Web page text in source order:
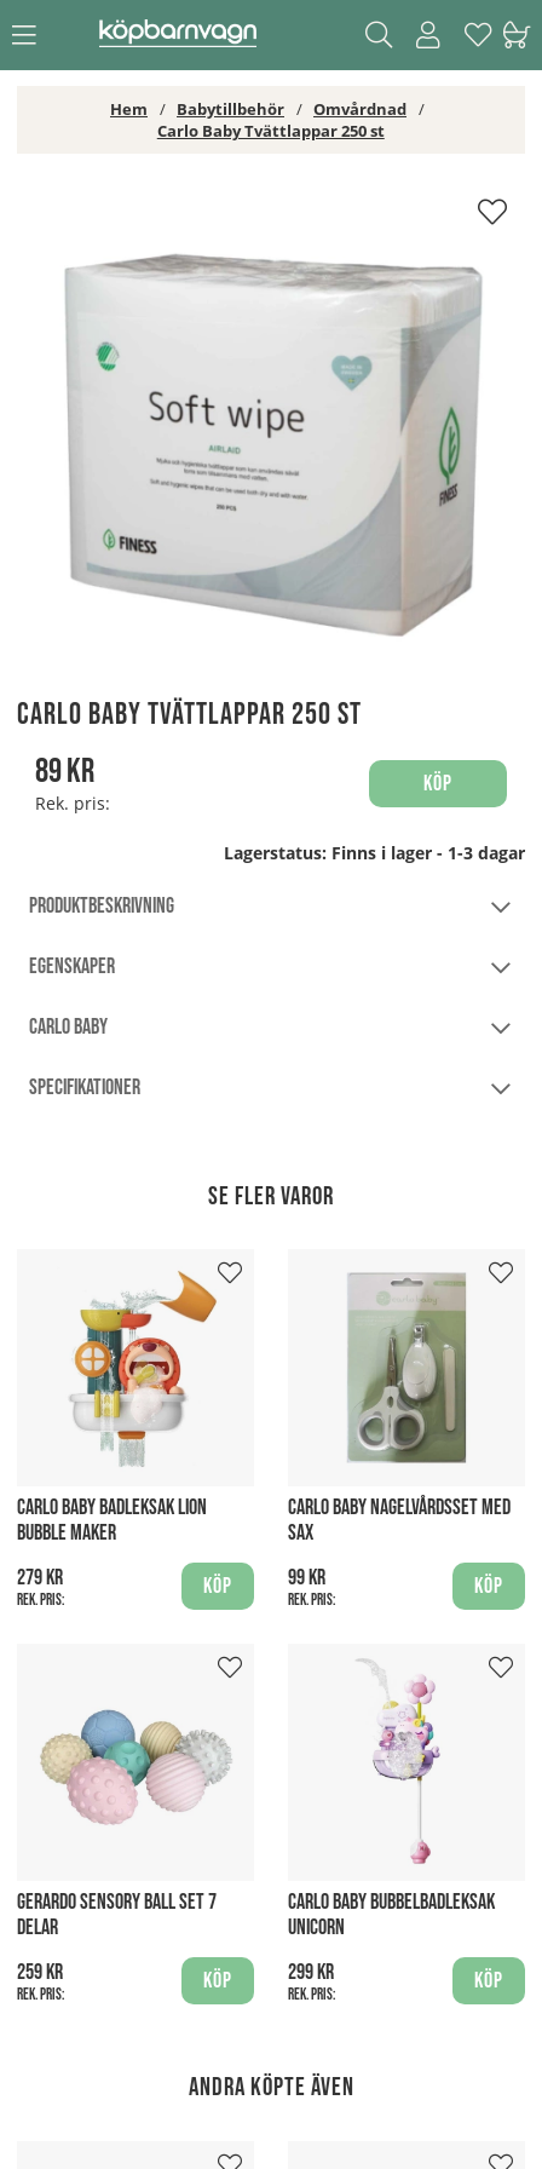
Hem Babytillbehör
Omvårdnad
Carlo Baby Tvättlappar 250 st
Carlo Baby Tvättlappar 250 st
89kr
Rek. pris:
Köp
Lagerstatus: Finns i lager - 1-3 dagar
PRODUKTBESKRIVNING
EGENSKAPER
CARLO BABY
SPECIFIKATIONER
Se fler varor
CARLO BABY BADLEKSAK LION
BUBBLE MAKER
279 kr
Rek. pris:
Köp
CARLO BABY NAGELVÅRDSSET MED
SAX
99 kr
Rek. pris:
Köp
GERARDO SENSORY BALL SET 7
DELAR
259 kr
Rek. pris:
Köp
CARLO BABY BUBBELBADLEKSAK
UNICORN
299 kr
Rek. pris:
Köp
Andra köpte även